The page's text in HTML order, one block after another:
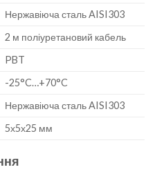
Нержавіюча сталь AISI303
2 м поліуретановий кабель
PBT
-25°C…+70°C
Нержавіюча сталь AISI303
5х5х25 мм